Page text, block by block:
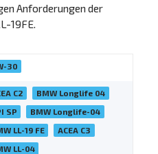
Anforderungen der
19FE.
30
C2
BMW Longlife 04
SP
BMW Longlife-04
LL-19 FE
ACEA C3
LL-04